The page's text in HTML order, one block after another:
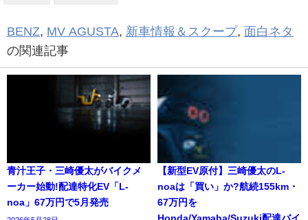
BENZ, MV AGUSTA, 新車情報＆スクープ, 面白ネタ
の関連記事
青汁王子・三崎優太がバイクメ
ーカー始動!配達特化EV「L-
noa」67万円で5月発売
【新型EV原付】三崎優太のL-
noaは「買い」か?航続155km・
67万円を
Honda/Yamaha/Suzuki配達バイ